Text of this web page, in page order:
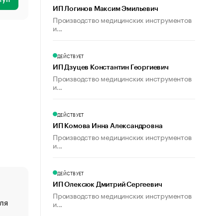
«От спорта тело стареет иначе». Как живет глава
создавшей GTA
ИП Логинов Максим Эмильевич
Производство медицинских инструментов
и...
ДЕЙСТВУЕТ
ИП Дзуцев Константин Георгиевич
Производство медицинских инструментов
и...
ДЕЙСТВУЕТ
ИП Комова Инна Александровна
Производство медицинских инструментов
и...
ДЕЙСТВУЕТ
ИП Олексюк Дмитрий Сергеевич
Производство медицинских инструментов
и...